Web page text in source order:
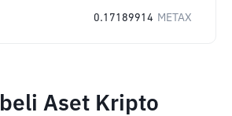
0.17189914 METAX
Aset Kripto